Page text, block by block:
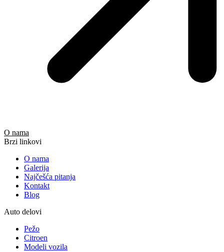
O nama
Brzi linkovi
O nama
Galerija
Najčešća pitanja
Kontakt
Blog
Auto delovi
Pežo
Citroen
Modeli vozila